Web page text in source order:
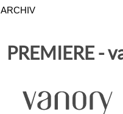
ARCHIV
PREMIERE -